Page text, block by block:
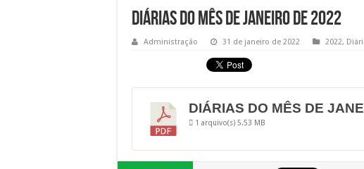
DIÁRIAS DO MÊS DE JANEIRO DE 2022
Administração 31 de janeiro de 2022 2022,
DIÁRIAS DO MÊS DE
1 arquivo(s) 5.53 MB